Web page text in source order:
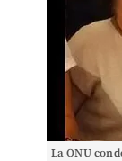
La ONU